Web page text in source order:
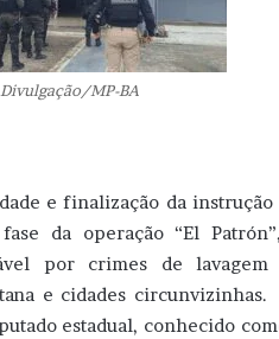
MP-BA
e finalização da
da operação “El
por crimes de
e cidades
estadual, conhecido